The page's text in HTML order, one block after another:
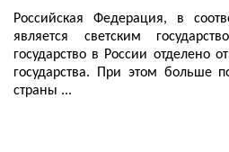
Российская Федерация, в
является светским
государство в России отделено
государства. При этом больше
страны ...